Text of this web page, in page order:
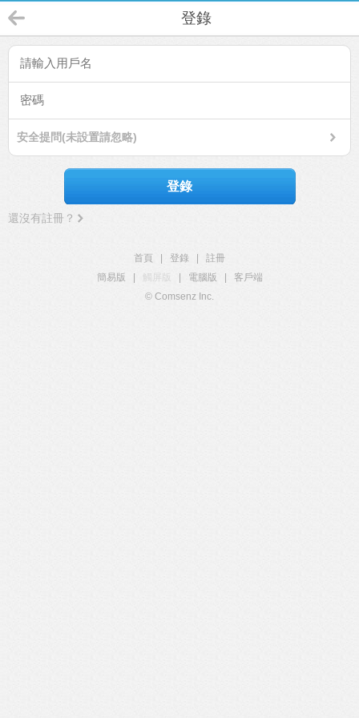
登錄
安全提問(未設置請忽略)
登錄
還沒有註冊？
首頁 登錄
註冊
簡易版
觸屏版 電腦版
客戶端
© Comsenz Inc.